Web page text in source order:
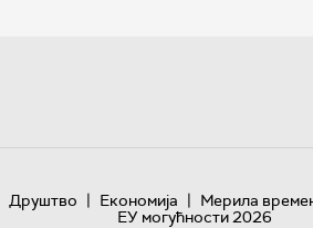
Друштво | Економија | Мерила
ЕУ могућности 2026